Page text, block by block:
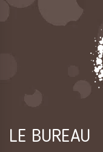
LE BUREAU